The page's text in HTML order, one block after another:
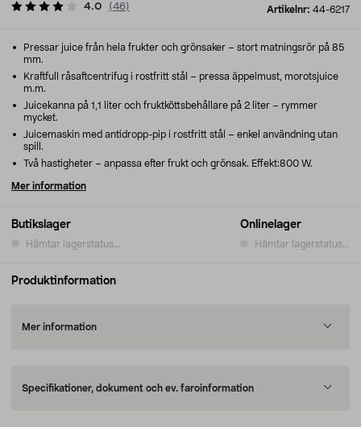
Artikelnr: 44-6217
4.0 (46)
Butikslager
Hämtar lagerstatus...
Onlinelager
Hämtar lagerstatus...
Pressar juice från hela frukter och grönsaker – stort matningsrör på 85
mm.
Kraftfull råsaftcentrifug i rostfritt stål – pressa äppelmust, morotsjuice
m.m.
Juicekanna på 1,1 liter och fruktköttsbehållare på 2 liter – rymmer
mycket.
Juicemaskin med antidropp-pip i rostfritt stål – enkel användning utan
spill.
Två hastigheter – anpassa efter frukt och grönsak. Effekt:800 W.
Mer information
Produktinformation
Mer information
Specifikationer, dokument och ev. faroinformation